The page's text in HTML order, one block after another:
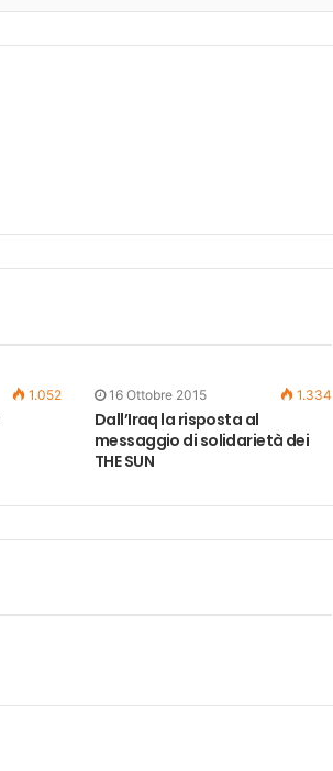
1.052 16 Ottobre 2015 1.334
Dall’Iraq la risposta al
messaggio di solidarietà dei
THE SUN